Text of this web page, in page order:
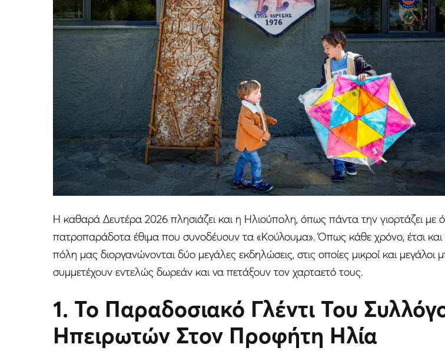
Η καθαρά Δευτέρα 2026 πλησιάζει και η Ηλιούπολη, όπως πάντα την γιορτάζει με
πατροπαράδοτα έθιμα που συνοδέυουν τα «Κούλουμα». Όπως κάθε χρόνο, έτσι και
πόλη μας διοργανώνονται δύο μεγάλες εκδηλώσεις, στις οποίες μικροί και μεγάλοι
συμμετέχουν εντελώς δωρεάν και να πετάξουν τον χαρταετό τους.
1. Το Παραδοσιακό Γλέντι Του
Ηπειρωτών Στον Προφήτη Ηλία